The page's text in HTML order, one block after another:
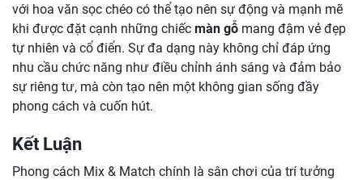
với hoa văn sọc chéo có thể tạo nên sự động và mạnh mẽ
khi được đặt cạnh những chiếc màn gỗ mang đậm vẻ đẹp
tự nhiên và cổ điển. Sự đa dạng này không chỉ đáp ứng
nhu cầu chức năng như điều chỉnh ánh sáng và đảm bảo
sự riêng tư, mà còn tạo nên một không gian sống đầy
phong cách và cuốn hút.
Kết Luận
Phong cách Mix & Match chính là sân chơi của trí tưởng